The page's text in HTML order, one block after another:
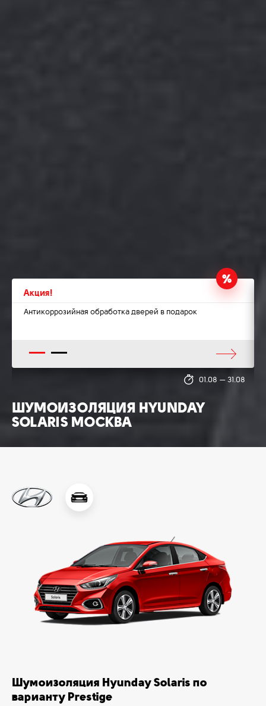
ШУМОИЗОЛЯЦИЯ HYUNDAY
SOLARIS МОСКВА
Акция!
Антикоррозийная обработка дверей в подарок
01.08 — 31.08
1 2
Шумоизоляция Hyunday Solaris по
варианту Prestige